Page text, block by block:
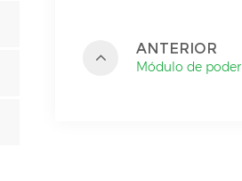
ANTERIOR
Módulo de poder